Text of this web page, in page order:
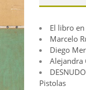
El libro
Marcelo
Diego
Alejandra
Pistolas